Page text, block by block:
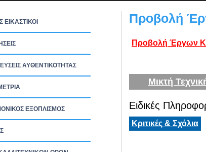
ΑΥΘΕΝΤΙΚΟΤΗΤΑΣ
ΕΞΟΠΛΙΣΜΟΣ
Προβολή
Προβολή Έργων
Μικτή
Ειδικές
Κριτικές & Σχόλια